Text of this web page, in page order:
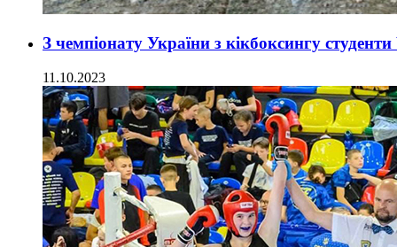
З чемпіонату України з кікбоксингу
11.10.2023